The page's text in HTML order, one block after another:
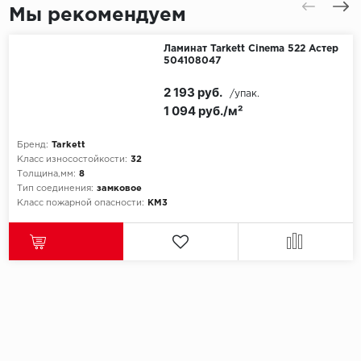
Мы рекомендуем
Ламинат Tarkett Cinema 522 Астер
504108047
Бренд: Tarkett
Класс износостойкости: 32
Толщина,мм: 8
Тип соединения: замковое
Класс пожарной опасности:
КМ3
1 094 руб./м²
2 193 руб. /упак.